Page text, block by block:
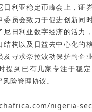
日利亚稳定币峰会上，证
委员会致力于促进创新同
尼日利亚数字经济的活力
结构以及日益去中心化的
及寻求奈拉波动保护的企
提到已有几家专注于稳
险管理协议。
nigeria-